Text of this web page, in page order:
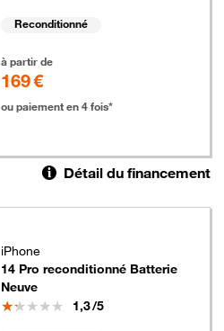
Reconditionné
à partir de
169 €
ou paiement en 4 fois*
Détail du financement
iPhone
14 Pro reconditionné Batterie
Neuve
Note
1,3/5